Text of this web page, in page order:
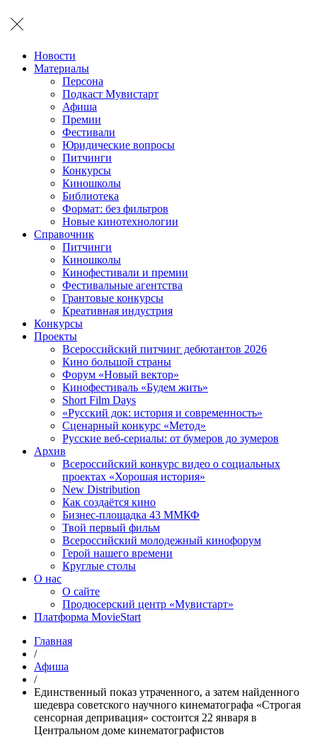
Новости
Материалы
Персона
Подкаст Мувистарт
Афиша
Премии
Фестивали
Юридические вопросы
Питчинги
Конкурсы
Киношколы
Библиотека
Формат: без фильтров
Новые кинотехнологии
Справочник
Питчинги
Киношколы
Кинофестивали и премии
Фестивальные агентства
Грантовые конкурсы
Креативная индустрия
Конкурсы
Проекты
Всероссийский питчинг дебютантов 2026
Кино большой страны
Форум «Новый вектор»
Кинофестиваль «Будем жить»
Short Film Days
«Русский док: история и современность»
Сценарный конкурс «Метод»
Русские веб-сериалы: от бумеров до зумеров
Архив
Всероссийский конкурс видео о социальных
проектах «Хорошая история»
New Distribution
Как создаётся кино
Бизнес-площадка 43 ММКФ
Твой первый фильм
Всероссийский молодежный кинофорум
Герой нашего времени
Круглые столы
О нас
О сайте
Продюсерский центр «Мувистарт»
Платформа MovieStart
Главная
/
Афиша
/
Единственный показ утраченного, а затем найденного
шедевра советского научного кинематографа «Строгая
сенсорная депривация» состоится 22 января в
Центральном доме кинематографистов